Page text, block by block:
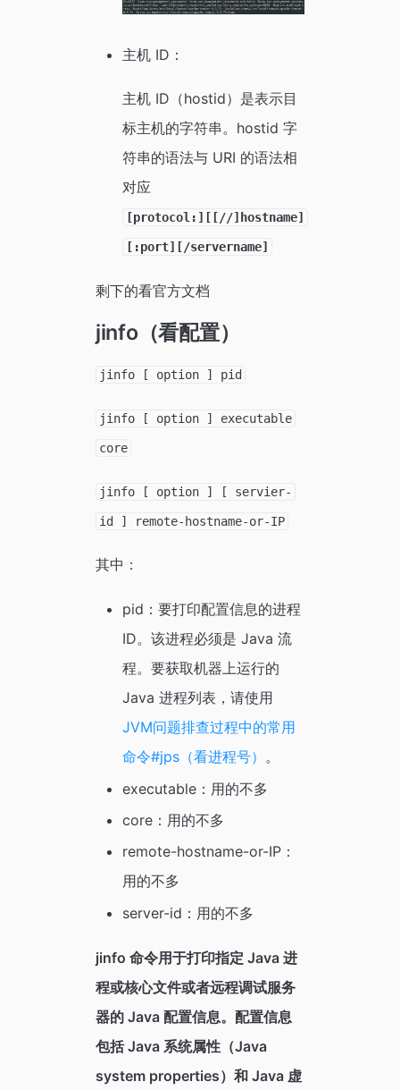
主机 ID：
主机 ID（hostid）是表示目
标主机的字符串。hostid 字
符串的语法与 URI 的语法相
对应
[protocol:][[//]hostname]
[:port][/servername]
剩下的看官方文档
jinfo（看配置）
jinfo [ option ] pid
jinfo [ option ] executable
core
jinfo [ option ] [ servier-
id ] remote-hostname-or-IP
其中：
pid：要打印配置信息的进程
ID。该进程必须是 Java 流
程。要获取机器上运行的
Java 进程列表，请使用
JVM问题排查过程中的常用
命令#jps（看进程号） 。
executable：用的不多
core：用的不多
remote-hostname-or-IP：
用的不多
server-id：用的不多
jinfo 命令用于打印指定 Java 进
程或核心文件或者远程调试服务
器的 Java 配置信息。配置信息
包括 Java 系统属性（Java
system properties）和 Java 虚